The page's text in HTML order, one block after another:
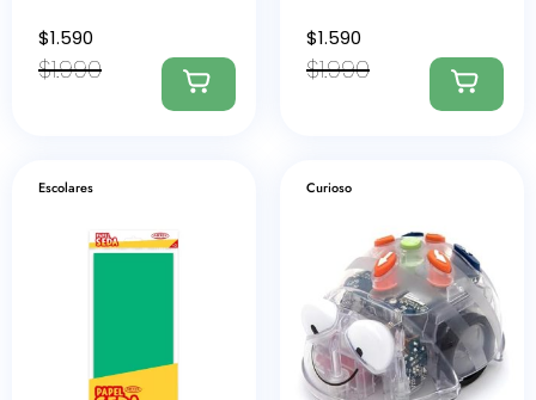
$1.990
$1.590
$1.990
$1.590
Escolares Curioso